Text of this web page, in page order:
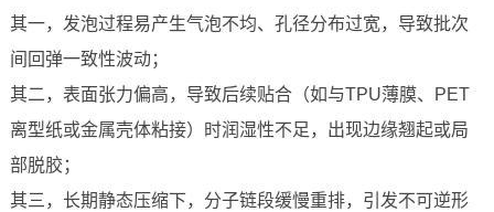
其一，发泡过程易产生气泡不均、孔径分布过宽，导致批次
间回弹一致性波动；
其二，表面张力偏高，导致后续贴合（如与TPU薄膜、PET
离型纸或金属壳体粘接）时润湿性不足，出现边缘翘起或局
部脱胶；
其三，长期静态压缩下，分子链段缓慢重排，引发不可逆形